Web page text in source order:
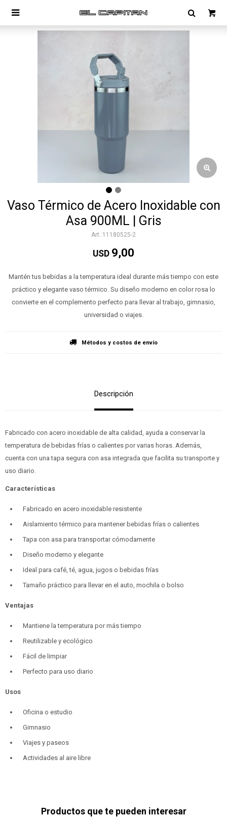

Vaso Térmico de Acero Inoxidable con
Asa 900ML | Gris
11180525-2
USD 9,00
Mantén tus bebidas a la temperatura ideal durante más tiempo con este
práctico y elegante vaso térmico. Su diseño moderno en color rosa lo
convierte en el complemento perfecto para llevar al trabajo, gimnasio,
universidad o viajes.
Métodos y costos de envío
Descripción
Fabricado con acero inoxidable de alta calidad, ayuda a conservar la
temperatura de bebidas frías o calientes por varias horas. Además,
cuenta con una tapa segura con asa integrada que facilita su transporte y
uso diario.
Características
Fabricado en acero inoxidable resistente
Aislamiento térmico para mantener bebidas frías o calientes
Tapa con asa para transportar cómodamente
Diseño moderno y elegante
Ideal para café, té, agua, jugos o bebidas frías
Tamaño práctico para llevar en el auto, mochila o bolso
Ventajas
Mantiene la temperatura por más tiempo
Reutilizable y ecológico
Fácil de limpiar
Perfecto para uso diario
Usos
Oficina o estudio
Gimnasio
Viajes y paseos
Actividades al aire libre
Productos que te pueden interesar